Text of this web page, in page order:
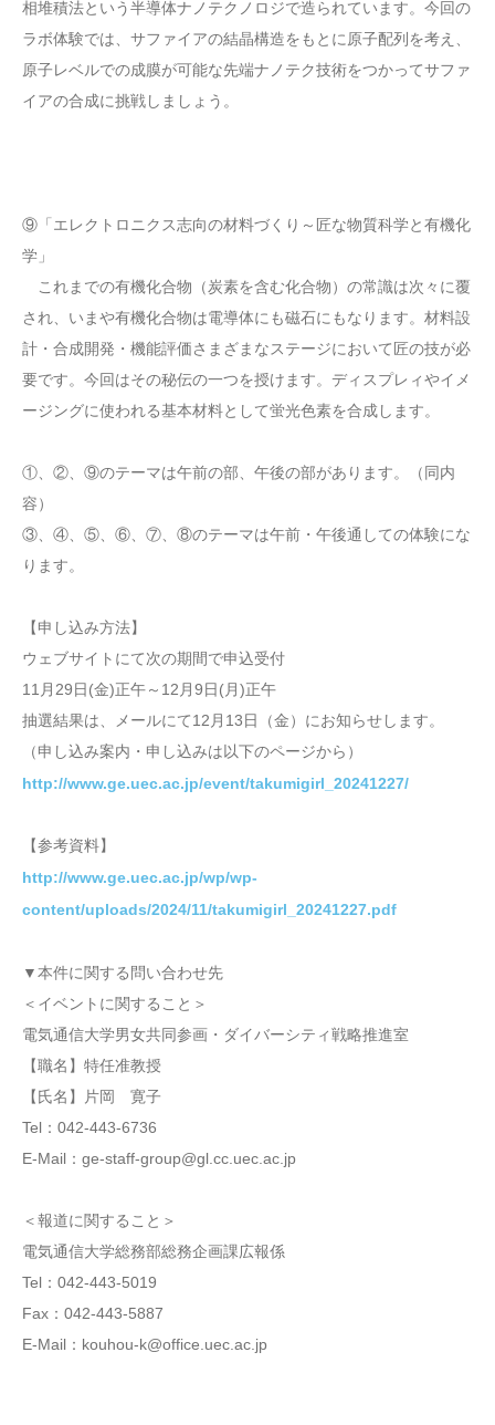
相堆積法という半導体ナノテクノロジで造られています。今回の
ラボ体験では、サファイアの結晶構造をもとに原子配列を考え、
原子レベルでの成膜が可能な先端ナノテク技術をつかってサファ
イアの合成に挑戦しましょう。
⑨「エレクトロニクス志向の材料づくり～匠な物質科学と有機化
学」
これまでの有機化合物（炭素を含む化合物）の常識は次々に覆
され、いまや有機化合物は電導体にも磁石にもなります。材料設
計・合成開発・機能評価さまざまなステージにおいて匠の技が必
要です。今回はその秘伝の一つを授けます。ディスプレィやイメ
ージングに使われる基本材料として蛍光色素を合成します。
①、②、⑨のテーマは午前の部、午後の部があります。（同内
容）
③、④、⑤、⑥、⑦、⑧のテーマは午前・午後通しての体験にな
ります。
【申し込み方法】
ウェブサイトにて次の期間で申込受付
11月29日(金)正午～12月9日(月)正午
抽選結果は、メールにて12月13日（金）にお知らせします。
（申し込み案内・申し込みは以下のページから）
http://www.ge.uec.ac.jp/event/takumigirl_20241227/
【参考資料】
http://www.ge.uec.ac.jp/wp/wp-
content/uploads/2024/11/takumigirl_20241227.pdf
▼本件に関する問い合わせ先
＜イベントに関すること＞
電気通信大学男女共同参画・ダイバーシティ戦略推進室
【職名】特任准教授
【氏名】片岡 寛子
Tel：042-443-6736
E-Mail：ge-staff-group@gl.cc.uec.ac.jp
＜報道に関すること＞
電気通信大学総務部総務企画課広報係
Tel：042-443-5019
Fax：042-443-5887
E-Mail：kouhou-k@office.uec.ac.jp